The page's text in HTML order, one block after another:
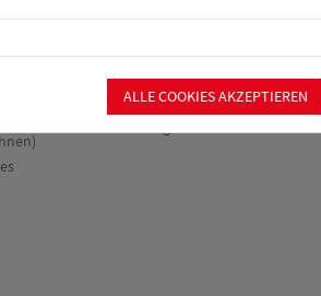
finden
Schwabach
Gerontopsychiatrischer
Fachdienst
ALLE COOKIES AKZEPTIEREN